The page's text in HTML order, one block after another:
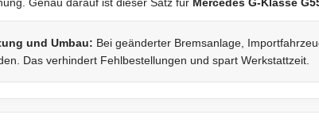
und Umbau: Bei geänderter Bremsanlage,
Das verhindert Fehlbestellungen und spart Werkstattzeit.